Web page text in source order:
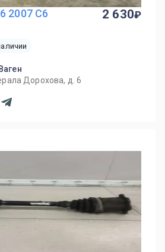
2007 C6
Дорохова, д. 6
2 630